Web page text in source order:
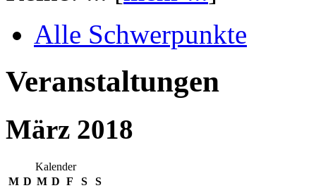
Alle Schwerpunkte
Veranstaltungen
März 2018
Kalender
M D M D F S
S